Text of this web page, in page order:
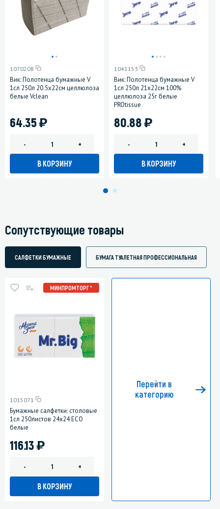
1070208
Вик: Полотенца бумажные V
1сл 250л 20.5х22см целлюлоза
белые Vclean
64.35)
- +
В КОРЗИНУ
1041153
Вик: Полотенца бумажные V
1сл 250л 21х22см 100%
целлюлоза 25г белые
PROtissue
80.88)
- +
В КОРЗИНУ
Сопутствующие товары
САЛФЕТКИ БУМАЖНЫЕ БУМАГА ТУАЛЕТНАЯ ПРОФЕССИОНАЛЬНАЯ
МИНПРОМТОРГ *
1015071
Бумажные салфетки: столовые
1сл 250листов 24х24 ЕСО
белые
116.13)
- +
В КОРЗИНУ
Перейти в
категорию